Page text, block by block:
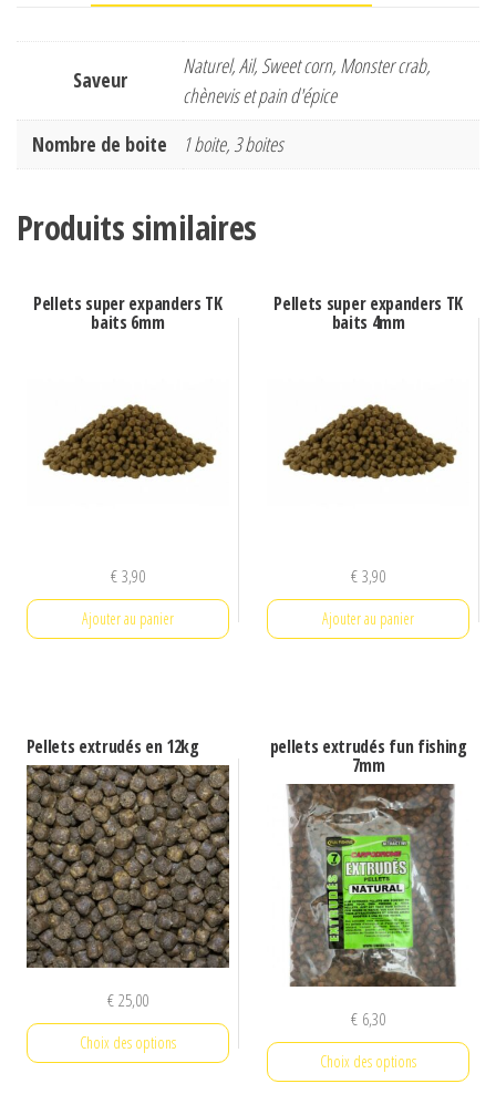
7mm
Saveur
Naturel, Ail, Sweet corn, Monster crab,
chènevis et pain d'épice
Nombre de boite
1 boite, 3 boites
Produits similaires
Pellets super expanders TK
baits 6mm
€3,90
Ajouter au panier
Pellets super expanders TK
baits 4mm
€3,90
Ajouter au panier
Pellets extrudés en 12kg
€25,00
Choix des options
pellets extrudés fun fishing
7mm
€ 6,30
Choix des options